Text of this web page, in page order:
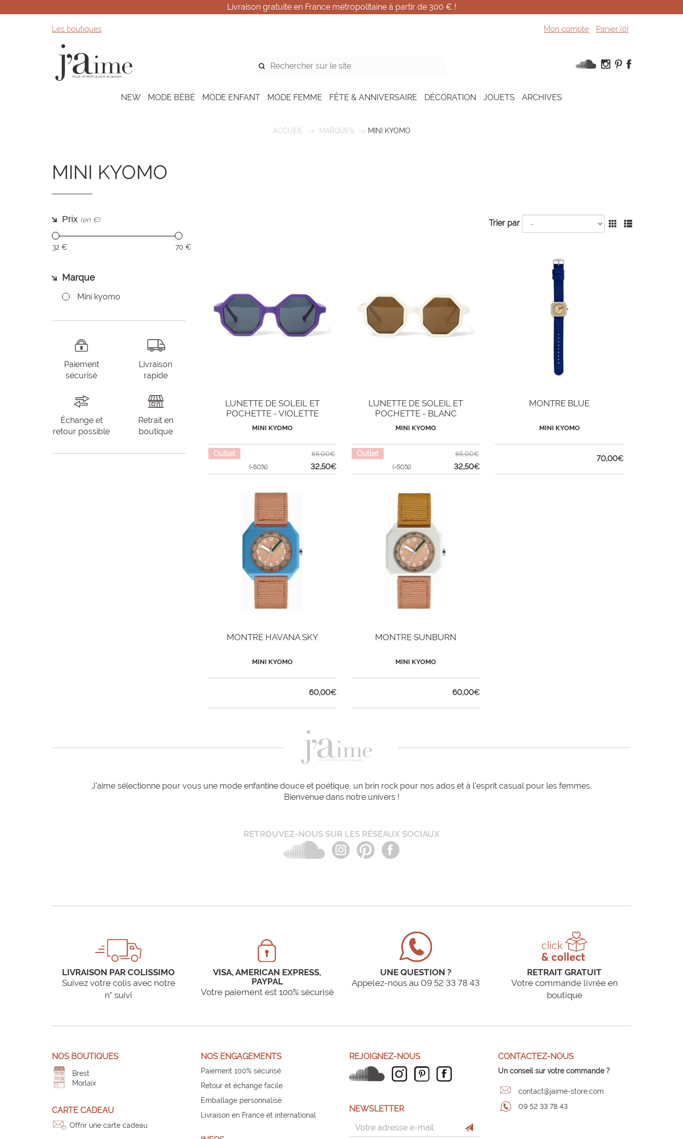
Livraison gratuite en France métropolitaine à partir de 300 € !
Les boutiques Mon compte Panier (0)
NEW MODE BÉBÉ MODE ENFANT MODE FEMME FÊTE & ANNIVERSAIRE DÉCORATION JOUETS ARCHIVES
ACCUEIL MARQUES MINI KYOMO
MINI KYOMO
Prix (en €)
32 € 70 €
Marque
Mini kyomo
Paiement
sécurisé
Livraison
rapide
Échange et
retour possible
Retrait en
boutique
Trier par
LUNETTE DE SOLEIL ET
POCHETTE - VIOLETTE
MINI KYOMO
Outlet
(-50%)
65,00€
32,50€
LUNETTE DE SOLEIL ET
POCHETTE - BLANC
MINI KYOMO
Outlet
(-50%)
65,00€
32,50€
MONTRE BLUE
MINI KYOMO
70,00€
MONTRE HAVANA SKY
MINI KYOMO
60,00€
MONTRE SUNBURN
MINI KYOMO
60,00€
J'aime sélectionne pour vous une mode enfantine douce et poétique, un brin rock pour nos ados et à l'esprit casual pour les femmes.
Bienvenue dans notre univers !
RETROUVEZ-NOUS SUR LES RÉSEAUX SOCIAUX
LIVRAISON PAR COLISSIMO
Suivez votre colis avec notre
n° suivi
VISA, AMERICAN EXPRESS,
PAYPAL
Votre paiement est 100% sécurisé
UNE QUESTION ?
Appelez-nous au 09 52 33 78 43
RETRAIT GRATUIT
Votre commande livrée en
boutique
NOS BOUTIQUES
Brest
Morlaix
CARTE CADEAU
Offrir une carte cadeau
NOS ENGAGEMENTS
Paiement 100% sécurisé
Retour et échange facile
Emballage personnalisé
Livraison en France et international
REJOIGNEZ-NOUS
NEWSLETTER
CONTACTEZ-NOUS
Un conseil sur votre commande ?
contact@jaime-store.com
09 52 33 78 43